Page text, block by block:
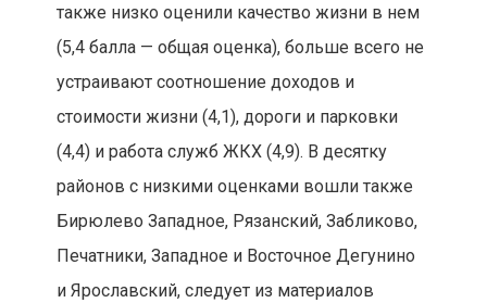
также низко оценили качество жизни в нем
(5,4 балла — общая оценка), больше всего не
устраивают соотношение доходов и
стоимости жизни (4,1), дороги и парковки
(4,4) и работа служб ЖКХ (4,9). В десятку
районов с низкими оценками вошли также
Бирюлево Западное, Рязанский, Забликово,
Печатники, Западное и Восточное Дегунино
и Ярославский, следует из материалов